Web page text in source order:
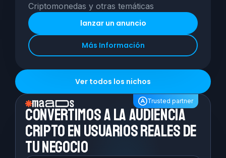
Criptomonedas y otras temáticas
lanzar un anuncio
Más Información
Ver todos los nichos
Trusted partner
Convertimos a laaudiencia
cripto en usuarios reales de
tu negocio